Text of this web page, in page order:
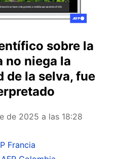
sobre la
no niega la
de la selva, fue
de 2025 a las 18:28
Francia